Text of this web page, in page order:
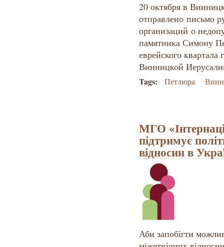
20 октября в
отправлено письмо
организаций о
памятника Симону
еврейского
Винницкой
Tags: Петлюра
МГО
підтримує
відносин в
Аби запобігти